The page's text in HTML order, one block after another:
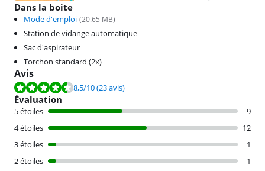
Dans la boite
Mode d'emploi (20.65 MB)
Station de vidange automatique
Sac d'aspirateur
Torchon standard (2x)
Avis
La note est de 8,5 sur 10, basée sur 23 avis.
8,5/10(23 avis)
Évaluation
5 étoiles
9
4 étoiles
12
3 étoiles
1
2 étoiles
1